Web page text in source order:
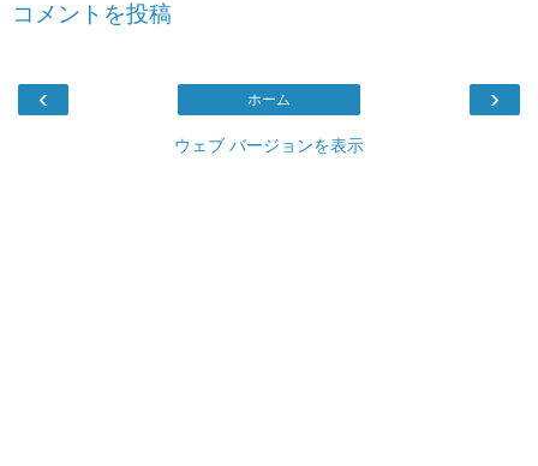
コメントを投稿
‹ ›
ホーム
ウェブ バージョンを表示